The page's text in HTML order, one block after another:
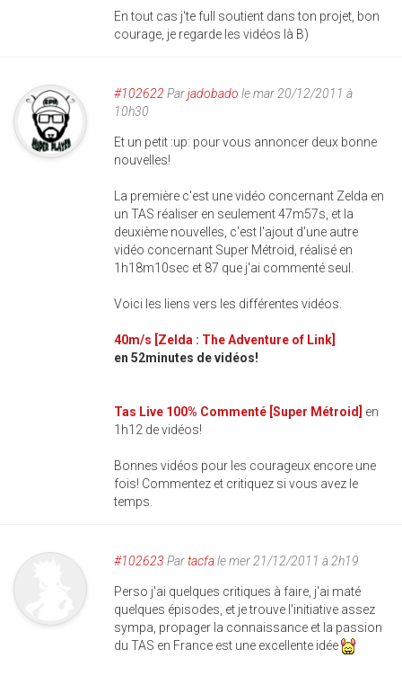
En tout cas j'te full soutient dans ton projet, bon
courage, je regarde les vidéos là B)
#102622 Parjadobado le mar 20/12/2011 à
10h30
Et un petit :up: pour vous annoncer deux bonne
nouvelles!
La première c'est une vidéo concernant Zelda en
un TAS réaliser en seulement 47m57s, et la
deuxième nouvelles, c'est l'ajout d'une autre
vidéo concernant Super Métroid, réalisé en
1h18m10sec et 87 que j'ai commenté seul.
Voici les liens vers les différentes vidéos.
40m/s [Zelda : The Adventure of Link]
en 52minutes de vidéos!
Tas Live 100% Commenté [Super Métroid]
en
1h12 de vidéos!
Bonnes vidéos pour les courageux encore une
fois! Commentez et critiquez si vous avez le
temps.
#102623 Partacfale mer 21/12/2011 à 2h19
Perso j'ai quelques critiques à faire, j'ai maté
quelques épisodes, et je trouve l'initiative assez
sympa, propager la connaissance et la passion
du TAS en France est une excellente idée